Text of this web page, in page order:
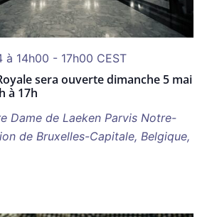
sera ouverte dimanche 5 mai
à 17h
à 14h00 - 17h00 CEST
Dame de Laeken Parvis Notre-
de Bruxelles-Capitale, Belgique,